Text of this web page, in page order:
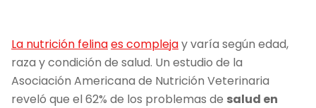
La nutrición felinaes complejay varía según edad,
raza y condición de salud. Un estudio de la
Asociación Americana de Nutrición Veterinaria
reveló que el 62% de los problemas de salud en